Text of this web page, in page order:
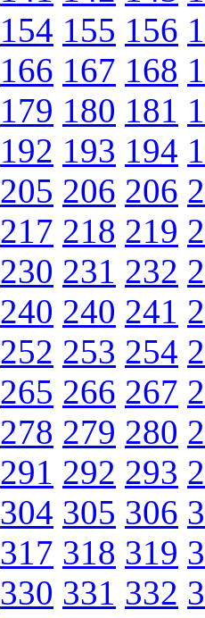
154 155 156
166 167 168
179 180 181
192 193 194
205 206 206
217 218 219
230 231 232
240 240 241
252 253 254
265 266 267
278 279 280
291 292 293
304 305 306
317 318 319
330 331 332